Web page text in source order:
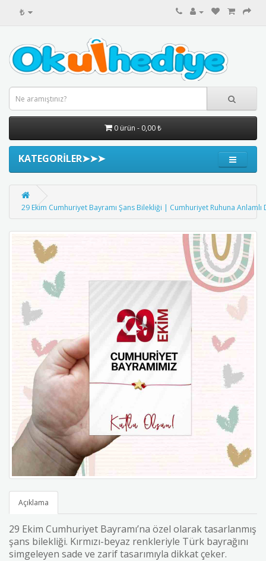
₺
0 ürün - 0,00 ₺
KATEGORİLER➤➤➤
29 Ekim Cumhuriyet Bayramı Şans Bilekliği | Cumhuriyet Ruhuna Anlamlı
Açıklama
29 Ekim Cumhuriyet Bayramı’na özel olarak tasarlanmış
şans bilekliği. Kırmızı-beyaz renkleriyle Türk bayrağını
simgeleyen sade ve zarif tasarımıyla dikkat çeker.